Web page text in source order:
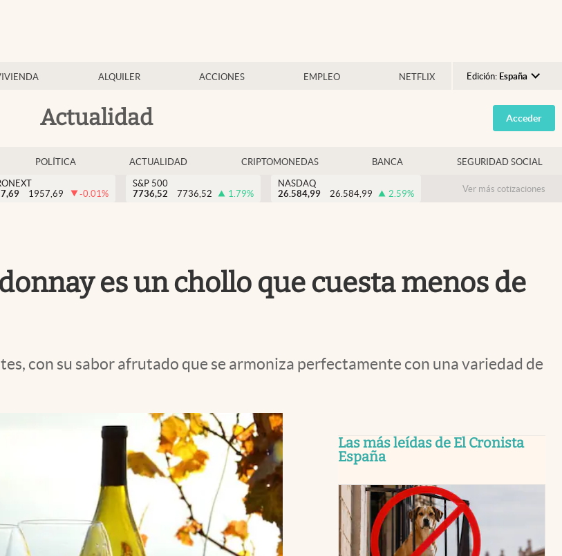
ALQUILER ACCIONES EMPLEO NETFLIX Edición: España
Argentina
España
USA
Colombia
Actualidad Acceder
POLÍTICA ACTUALIDAD CRIPTOMONEDAS BANCA SEGURIDAD SOCIAL
1957,69 -0.01%
S&P 500
7736,52
7736,52 1.79%
NASDAQ
26.584,99
26.584,99 2.59% Ver más cotizaciones
es un chollo que cuesta menos de
con su sabor afrutado que se armoniza perfectamente con una variedad de
Las más leídas de El Cronista
España